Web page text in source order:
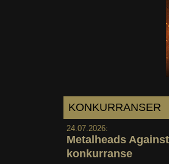
KONKURRANSER
24.07.2026:
Metalheads
konkurranse